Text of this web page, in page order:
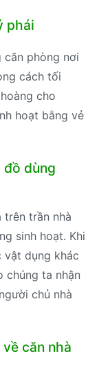
phái
phòng nơi
cách tối
cho
hoạt bằng vẻ
đồ dùng
trên trần nhà
sinh hoạt. Khi
dụng khác
chúng ta nhận
chủ nhà
căn nhà